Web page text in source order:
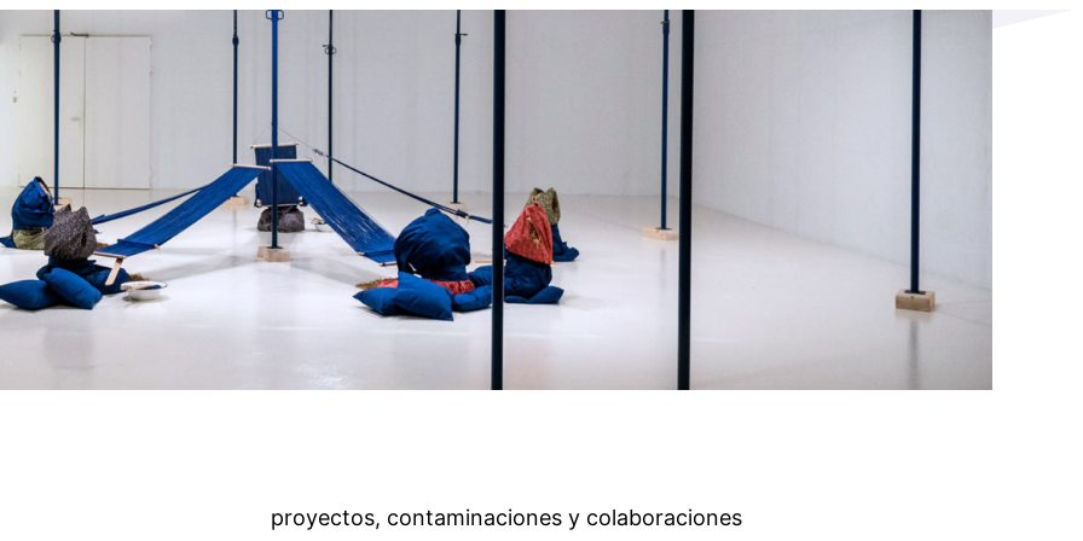
proyectos, contaminaciones y colaboraciones